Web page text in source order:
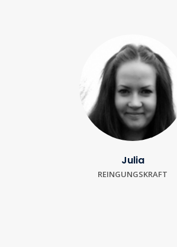
Julia
REINGUNGSKRAFT